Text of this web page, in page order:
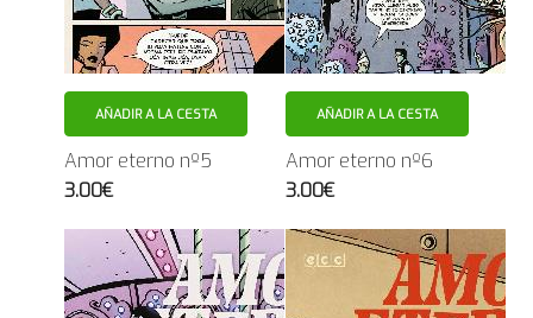
AÑADIR A LA CESTA
Amor eterno nº5
3.00€
AÑADIR A LA CESTA
Amor eterno nº6
3.00€